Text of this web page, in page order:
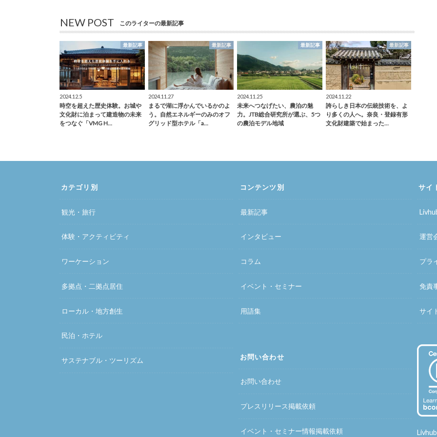
NEW POST このライターの最新記事
最新記事
2024.12.5
時空を超えた歴史体験。お城や
文化財に泊まって建造物の未来
をつなぐ「VMG H…
最新記事
2024.11.27
まるで湖に浮かんでいるかのよ
う。自然エネルギーのみのオフ
グリッド型ホテル「a…
最新記事
2024.11.25
未来へつなげたい、農泊の魅
力。JTB総合研究所が選ぶ、5つ
の農泊モデル地域
最新記事
2024.11.22
誇らしき日本の伝統技術を、よ
り多くの人へ。奈良・登録有形
文化財建築で始まった…
カテゴリ別
観光・旅行
体験・アクティビティ
ワーケーション
多拠点・二拠点居住
ローカル・地方創生
民泊・ホテル
サステナブル・ツーリズム
コンテンツ別
最新記事
インタビュー
コラム
イベント・セミナー
用語集
お問い合わせ
お問い合わせ
プレスリリース掲載依頼
イベント・セミナー情報掲載依頼
サイ
運営
プラ
免責
サイ